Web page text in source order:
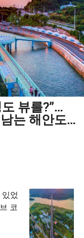
뷰를?”…
는 해안도
었
코